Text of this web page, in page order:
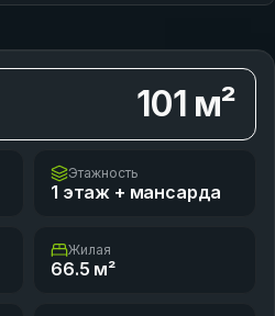
101 м²
Этажность
1 этаж + мансарда
Жилая
66.5 м²